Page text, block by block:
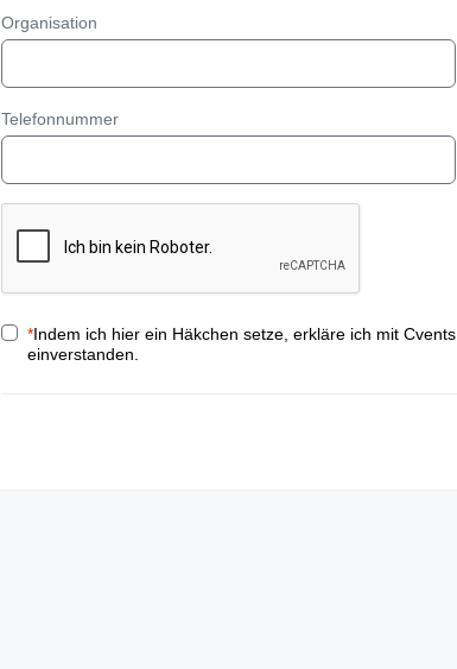
Organisation
Telefonnummer
*Indem ich hier ein Häkchen setze, erkläre ich mit Cvents
einverstanden.